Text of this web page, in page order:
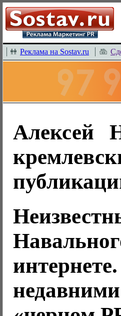
Реклама на Sostav.ru
Алексей